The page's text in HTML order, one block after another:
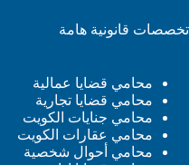
تخصصات قانونية هامة
محامي قضايا عمالية
محامي قضايا تجارية
محامي جنايات الكويت
محامي عقارات الكويت
محامي أحوال شخصية